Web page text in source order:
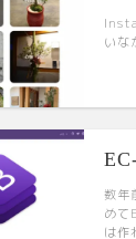
いな
数年
めて
は作